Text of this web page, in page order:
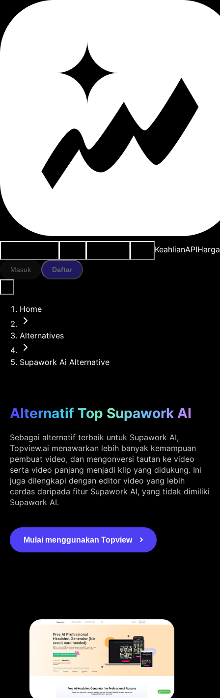
KeahlianAPIHarga
Masuk Daftar
Home
Alternatives
Supawork Ai Alternative
Alternatif Top Supawork AI
Sebagai alternatif terbaik untuk Supawork AI,
Topview.ai menawarkan lebih banyak kemampuan
pembuat video, dan mengonversi tautan ke video
serta video panjang menjadi klip yang didukung. Ini
juga dilengkapi dengan editor video yang lebih
cerdas daripada fitur Supawork AI, yang tidak dimiliki
Supawork AI.
Mulai menggunakan Topview